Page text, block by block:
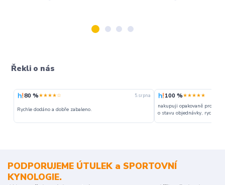
Řekli o nás
80 %★★★★☆ 5. srpna
Rychle dodáno a dobře zabaleno.
100 %★★★★★
nakupuji opakovaně pro
o stavu objednávky, rychlost
PODPORUJEME ÚTULEK a SPORTOVNÍ
KYNOLOGIE.